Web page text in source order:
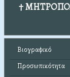
†
Βιογραφικό
Προσωπικότητα